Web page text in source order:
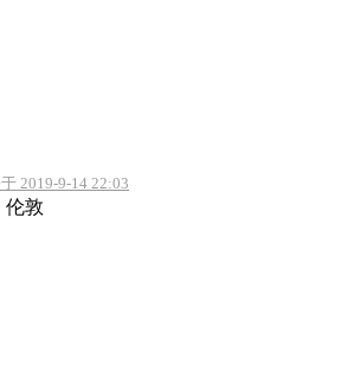
2019-9-14 22:03
伦敦